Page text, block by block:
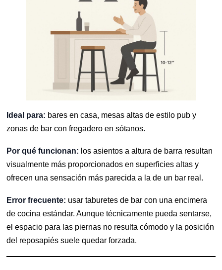
Ideal para: bares en casa, mesas altas de estilo pub y
zonas de bar con fregadero en sótanos.
Por qué funcionan: los asientos a altura de barra resultan
visualmente más proporcionados en superficies altas y
ofrecen una sensación más parecida a la de un bar real.
Error frecuente: usar taburetes de bar con una encimera
de cocina estándar. Aunque técnicamente pueda sentarse,
el espacio para las piernas no resulta cómodo y la posición
del reposapiés suele quedar forzada.